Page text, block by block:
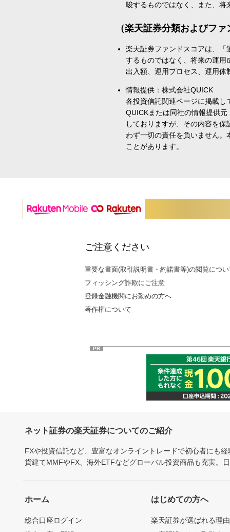
唆するものではなく、また、
（楽天証券分類およびフ
楽天証券ファンドスコアは、
するものではなく、将来の運
出入額、運用プロセス、運用
情報提供：株式会社QUICK
各投資信託関連ページに掲載
QUICKまたは同社の情報提供
しておりますが、その内容を
わず一切の責任を負いません
ことがあります。
ご注意ください
重要な書面(取引説明書・約諾書等)の閲覧につ
フィッシング詐欺にご注意
登録金融機関にお勤めの方へ
著作権について
PR
ネット証券の楽天証券についてのご紹介
FXや投資信託など、豊富なオンライントレードで初心者にも
貨建てMMFやFX、海外ETFなどグローバル投資商品も充実。
ホーム
総合口座ログイン
はじめての方へ
楽天証券が選ばれる理由